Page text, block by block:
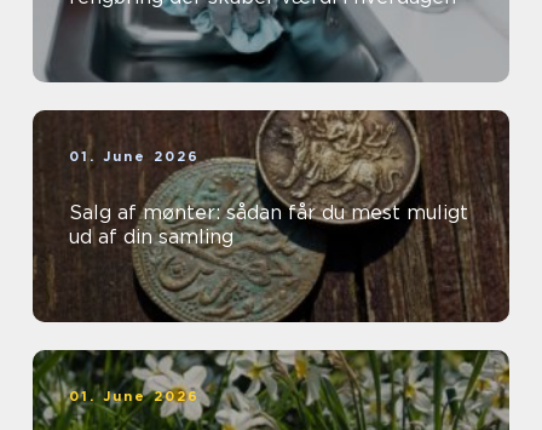
01. June 2026
Salg af mønter: sådan får du mest muligt
ud af din samling
01. June 2026